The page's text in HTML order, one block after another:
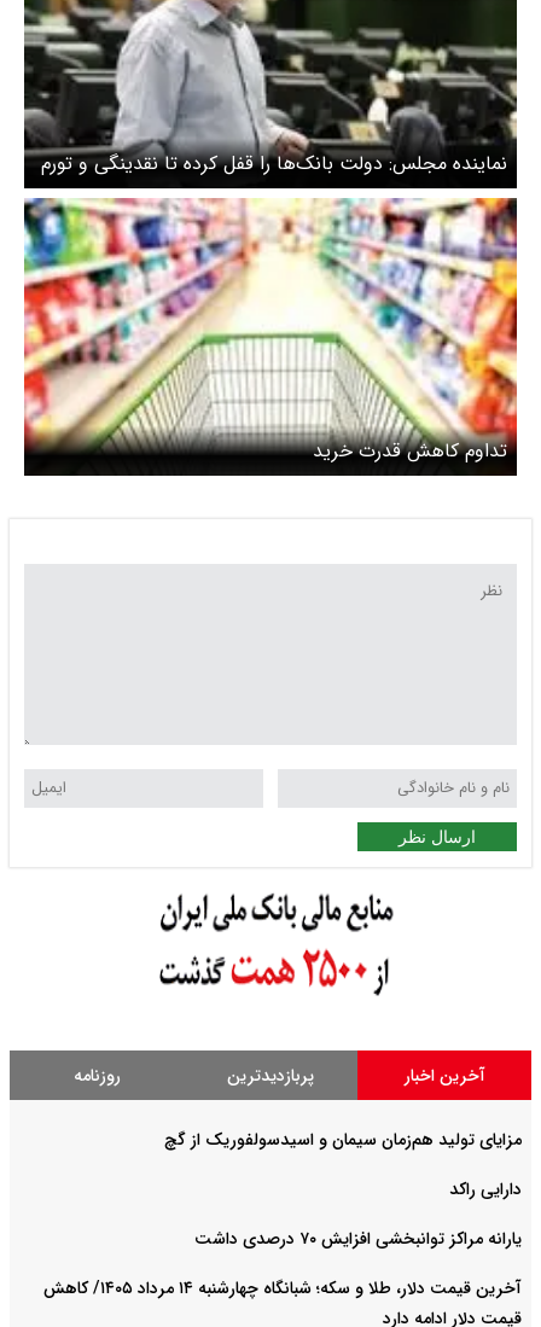
نماینده مجلس: دولت بانک‌ها را قفل کرده تا نقدینگی و تورم
پایین بیاید، اما با این کار تولید نابود می‌شود
تداوم کاهش قدرت خرید
ارسال نظر
آخرین اخبار پربازدیدترین روزنامه
مزایای تولید هم‌زمان سیمان و اسیدسولفوریک از گچ
دارایی راکد
یارانه مراکز توانبخشی افزایش ۷۰ درصدی داشت
آخرین قیمت دلار، طلا و سکه؛ شبانگاه چهارشنبه ۱۴ مرداد ۱۴۰۵/ کاهش
قیمت دلار ادامه دارد